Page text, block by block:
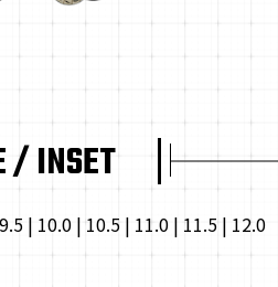
/ INSET
| 10.0 | 10.5 | 11.0 | 11.5 | 12.0